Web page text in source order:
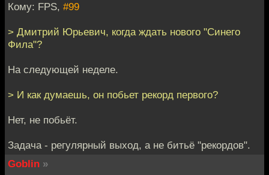
Кому: FPS, #99
> Дмитрий Юрьевич, когда ждать нового "Синего
Фила"?
На следующей неделе.
> И как думаешь, он побьет рекорд первого?
Нет, не побьёт.
Задача - регулярный выход, а не битьё "рекордов".
Goblin »